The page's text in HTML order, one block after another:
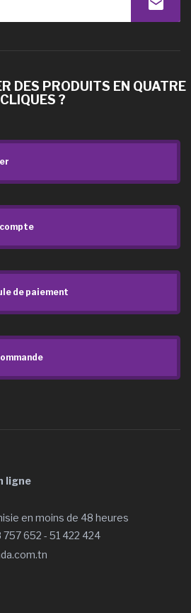
DES PRODUITS EN QUATRE
CLIQUES ?
de paiement
ligne
en moins de 48 heures
757 652 - 51 422 424